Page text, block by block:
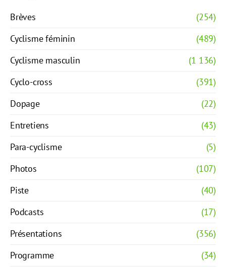
Brèves
(254)
Cyclisme féminin
(489)
Cyclisme masculin
(1 136)
Cyclo-cross
(391)
Dopage
(22)
Entretiens
(43)
Para-cyclisme
(5)
Photos
(107)
Piste
(40)
Podcasts
(17)
Présentations
(356)
Programme
(34)